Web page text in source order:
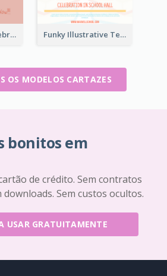
Mother's Day Celebration Poster Funky Illustrative Teacher's Day Poster Design
OS MODELOS CARTAZES
bonitos em
de crédito. Sem contratos
downloads. Sem custos ocultos.
USAR GRATUITAMENTE